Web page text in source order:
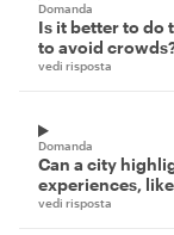
Domanda
Is it better to do
to avoid
vedi risposta
Domanda
Can a city
experiences,
vedi risposta